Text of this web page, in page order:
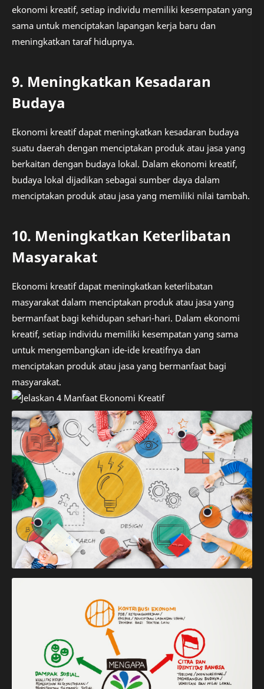
ekonomi kreatif, setiap individu memiliki kesempatan yang
sama untuk menciptakan lapangan kerja baru dan
meningkatkan taraf hidupnya.
9. Meningkatkan Kesadaran
Budaya
Ekonomi kreatif dapat meningkatkan kesadaran budaya
suatu daerah dengan menciptakan produk atau jasa yang
berkaitan dengan budaya lokal. Dalam ekonomi kreatif,
budaya lokal dijadikan sebagai sumber daya dalam
menciptakan produk atau jasa yang memiliki nilai tambah.
10. Meningkatkan Keterlibatan
Masyarakat
Ekonomi kreatif dapat meningkatkan keterlibatan
masyarakat dalam menciptakan produk atau jasa yang
bermanfaat bagi kehidupan sehari-hari. Dalam ekonomi
kreatif, setiap individu memiliki kesempatan yang sama
untuk mengembangkan ide-ide kreatifnya dan
menciptakan produk atau jasa yang bermanfaat bagi
masyarakat.